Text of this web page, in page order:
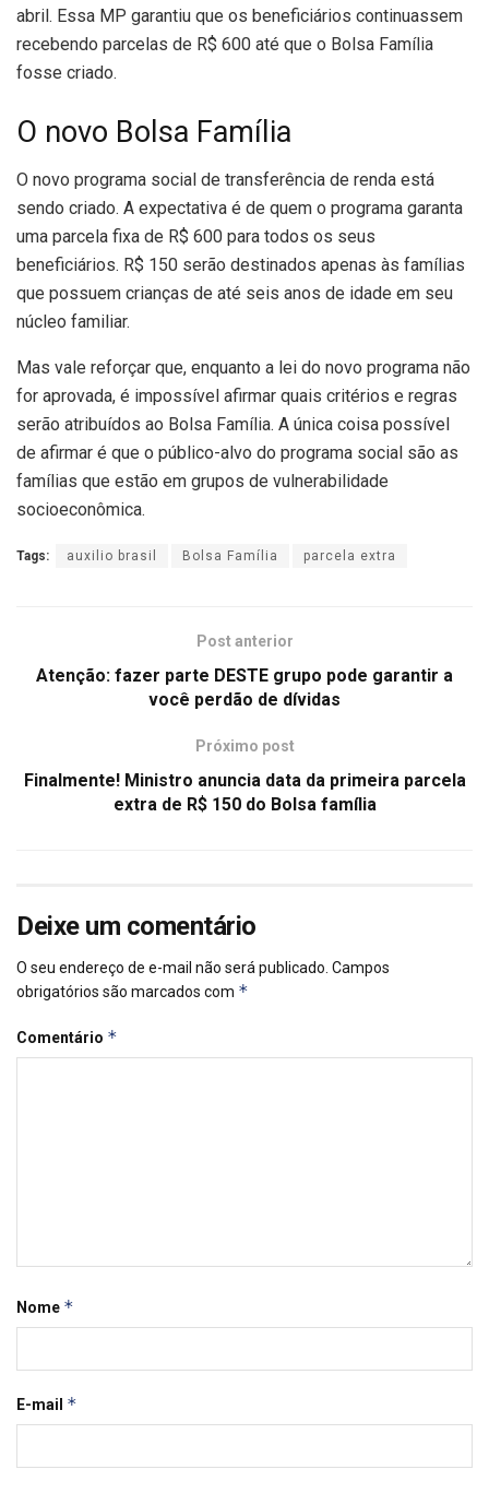
abril. Essa MP garantiu que os beneficiários continuassem
recebendo parcelas de R$ 600 até que o Bolsa Família
fosse criado.
O novo Bolsa Família
O novo programa social de transferência de renda está
sendo criado. A expectativa é de quem o programa garanta
uma parcela fixa de R$ 600 para todos os seus
beneficiários. R$ 150 serão destinados apenas às famílias
que possuem crianças de até seis anos de idade em seu
núcleo familiar.
Mas vale reforçar que, enquanto a lei do novo programa não
for aprovada, é impossível afirmar quais critérios e regras
serão atribuídos ao Bolsa Família. A única coisa possível
de afirmar é que o público-alvo do programa social são as
famílias que estão em grupos de vulnerabilidade
socioeconômica.
Tags: auxilio brasil Bolsa Família parcela extra
Post anterior
Atenção: fazer parte DESTE grupo pode garantir a
você perdão de dívidas
Próximo post
Finalmente! Ministro anuncia data da primeira parcela
extra de R$ 150 do Bolsa família
Deixe um comentário
O seu endereço de e-mail não será publicado. Campos
obrigatórios são marcados com *
Comentário *
Nome *
E-mail *